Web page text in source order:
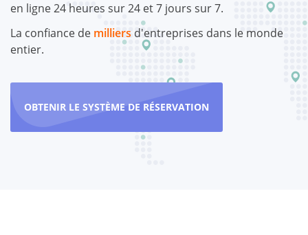
en ligne 24 heures sur 24 et 7 jours sur 7.
La confiance de milliers d'entreprises dans le monde
entier.
OBTENIR LE SYSTÈME DE RÉSERVATION